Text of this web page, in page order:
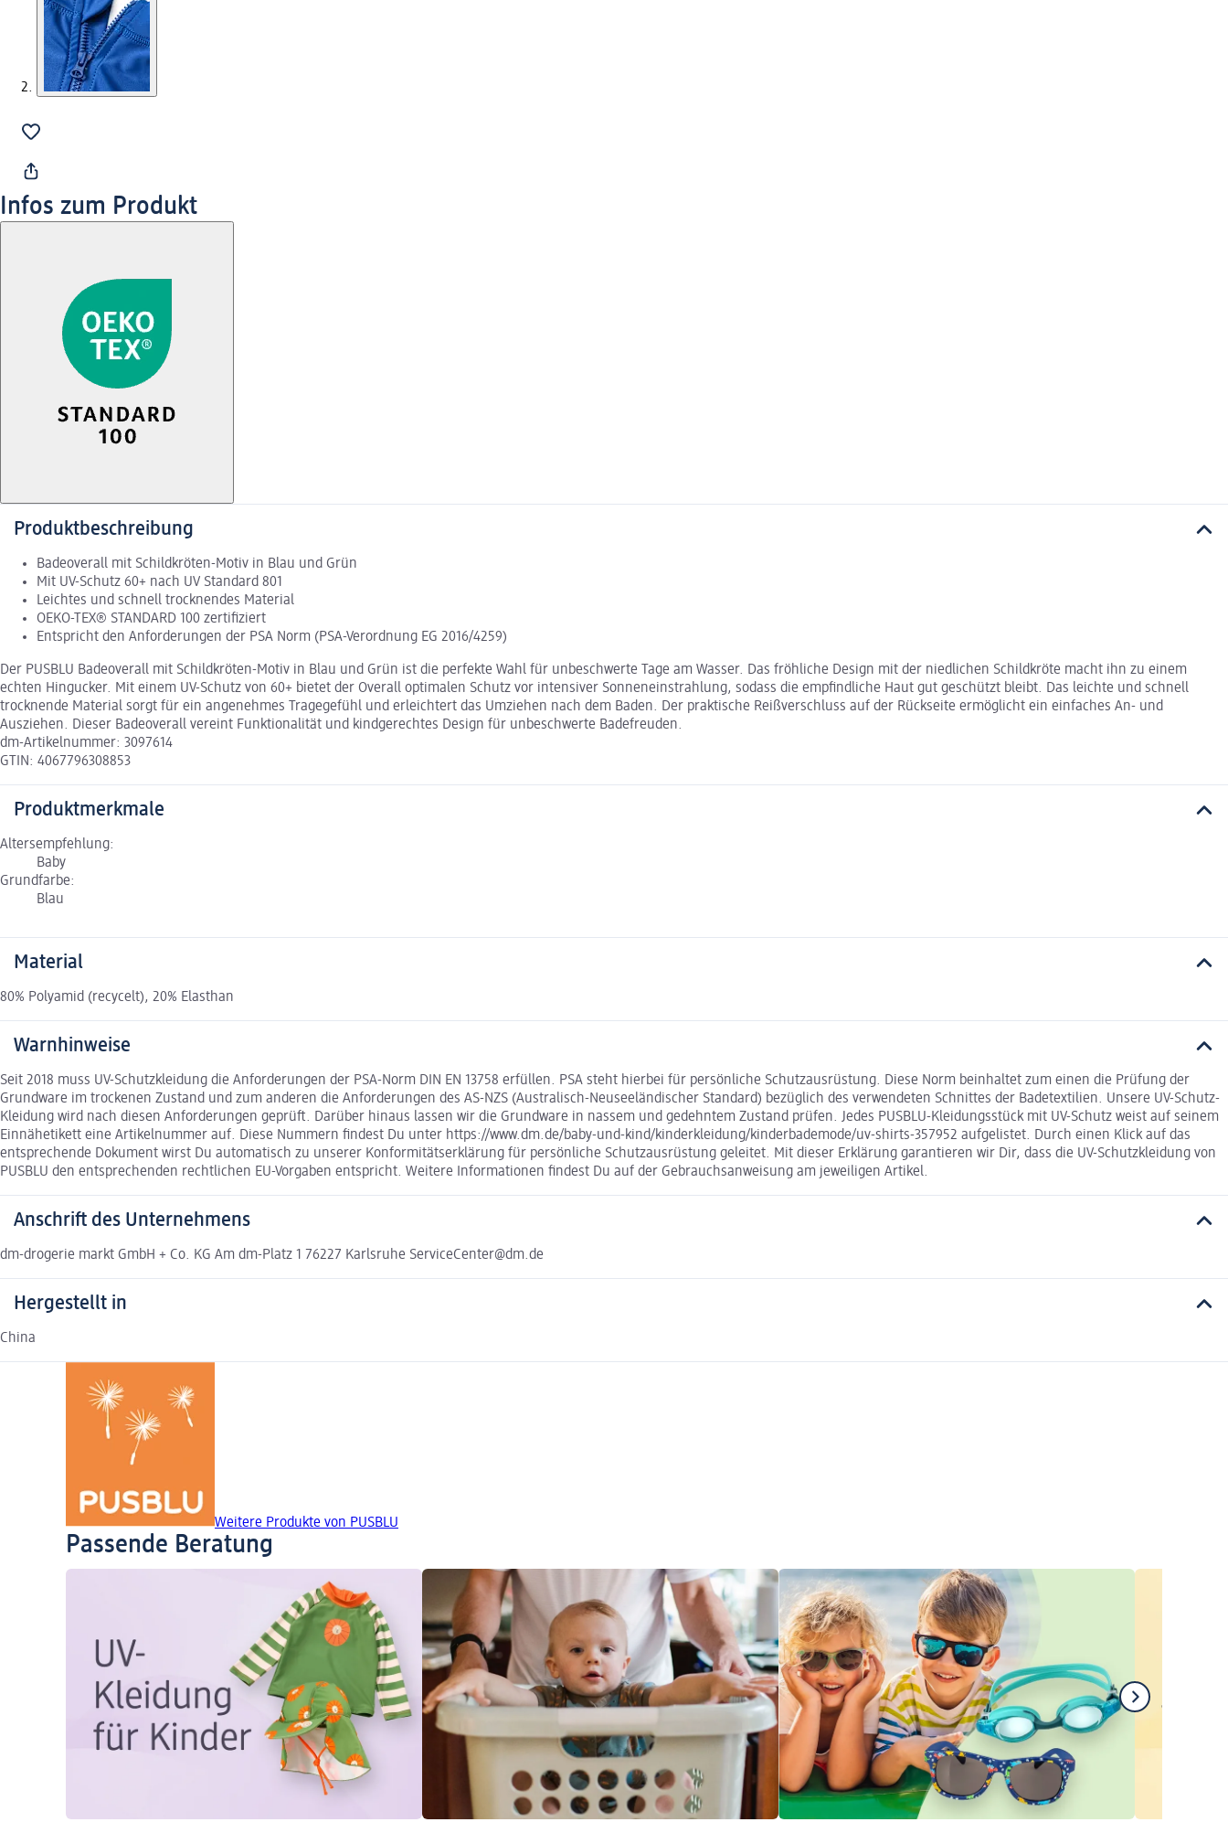
Infos zum Produkt
Produktbeschreibung
Badeoverall mit Schildkröten-Motiv in Blau und Grün
Mit UV-Schutz 60+ nach UV Standard 801
Leichtes und schnell trocknendes Material
OEKO-TEX® STANDARD 100 zertifiziert
Entspricht den Anforderungen der PSA Norm (PSA-Verordnung EG 2016/4259)
Der PUSBLU Badeoverall mit Schildkröten-Motiv in Blau und Grün ist die perfekte Wahl für unbeschwerte Tage am Wasser. Das fröhliche Design mit der niedlichen Schildkröte macht ihn zu einem
echten Hingucker. Mit einem UV-Schutz von 60+ bietet der Overall optimalen Schutz vor intensiver Sonneneinstrahlung, sodass die empfindliche Haut gut geschützt bleibt. Das leichte und schnell
trocknende Material sorgt für ein angenehmes Tragegefühl und erleichtert das Umziehen nach dem Baden. Der praktische Reißverschluss auf der Rückseite ermöglicht ein einfaches An- und
Ausziehen. Dieser Badeoverall vereint Funktionalität und kindgerechtes Design für unbeschwerte Badefreuden.
dm-Artikelnummer: 3097614
GTIN: 4067796308853
Produktmerkmale
Altersempfehlung:
Baby
Grundfarbe:
Blau
Material
80% Polyamid (recycelt), 20% Elasthan
Warnhinweise
Seit 2018 muss UV-Schutzkleidung die Anforderungen der PSA-Norm DIN EN 13758 erfüllen. PSA steht hierbei für persönliche Schutzausrüstung. Diese Norm beinhaltet zum einen die Prüfung der
Grundware im trockenen Zustand und zum anderen die Anforderungen des AS-NZS (Australisch-Neuseeländischer Standard) bezüglich des verwendeten Schnittes der Badetextilien. Unsere UV-Schutz-
Kleidung wird nach diesen Anforderungen geprüft. Darüber hinaus lassen wir die Grundware in nassem und gedehntem Zustand prüfen. Jedes PUSBLU-Kleidungsstück mit UV-Schutz weist auf seinem
Einnähetikett eine Artikelnummer auf. Diese Nummern findest Du unter https://www.dm.de/baby-und-kind/kinderkleidung/kinderbademode/uv-shirts-357952 aufgelistet. Durch einen Klick auf das
entsprechende Dokument wirst Du automatisch zu unserer Konformitätserklärung für persönliche Schutzausrüstung geleitet. Mit dieser Erklärung garantieren wir Dir, dass die UV-Schutzkleidung von
PUSBLU den entsprechenden rechtlichen EU-Vorgaben entspricht. Weitere Informationen findest Du auf der Gebrauchsanweisung am jeweiligen Artikel.
Anschrift des Unternehmens
dm-drogerie markt GmbH + Co. KG Am dm-Platz 1 76227 Karlsruhe ServiceCenter@dm.de
Hergestellt in
China
Weitere Produkte von PUSBLU
Passende Beratung